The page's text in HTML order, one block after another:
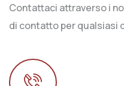
Contattaci attraverso i
di contatto per qualsiasi